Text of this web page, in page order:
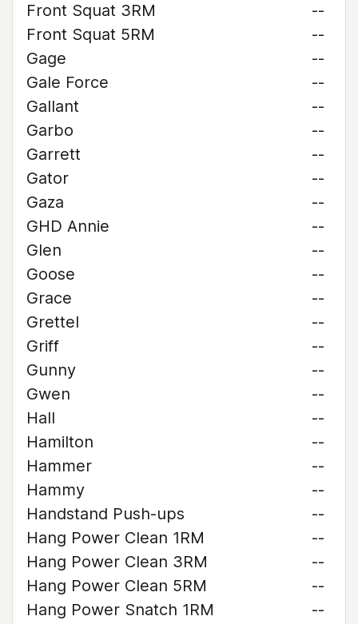
Front Squat 3RM
--
Front Squat 5RM
--
Gage
--
Gale Force
--
Gallant
--
Garbo
--
Garrett
--
Gator
--
Gaza
--
GHD Annie
--
Glen
--
Goose
--
Grace
--
Grettel
--
Griff
--
Gunny
--
Gwen
--
Hall
--
Hamilton
--
Hammer
--
Hammy
--
Handstand Push-ups
--
Hang Power Clean 1RM
--
Hang Power Clean 3RM
--
Hang Power Clean 5RM
--
Hang Power Snatch 1RM
--